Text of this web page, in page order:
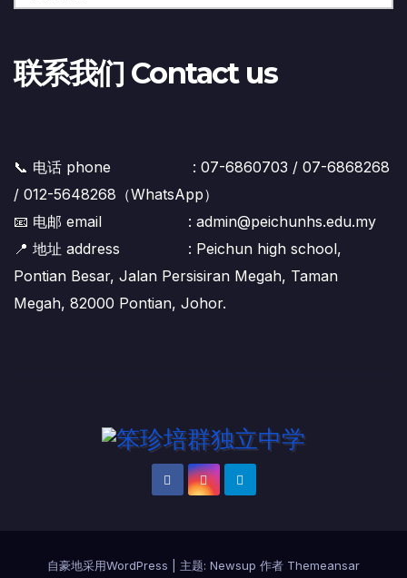
联系我们 Contact us
📞 电话 phone : 07-6860703 / 07-6868268
/ 012-5648268（WhatsApp）
📧 电邮 email : admin@peichunhs.edu.my
📍 地址 address : Peichun high school,
Pontian Besar, Jalan Persisiran Megah, Taman
Megah, 82000 Pontian, Johor.
自豪地采用WordPress 主题: Newsup 作者 Themeansar